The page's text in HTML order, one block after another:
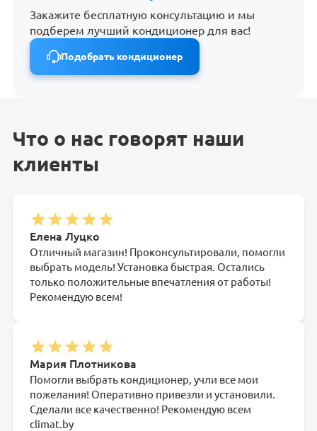
Закажите бесплатную консультацию и мы
подберем лучший кондиционер для вас!
Подобрать кондиционер
Что о нас говорят наши
клиенты
Елена Луцко
Отличный магазин! Проконсультировали, помогли
выбрать модель! Установка быстрая. Остались
только положительные впечатления от работы!
Рекомендую всем!
Мария Плотникова
Помогли выбрать кондиционер, учли все мои
пожелания! Оперативно привезли и установили.
Сделали все качественно! Рекомендую всем
climat.by